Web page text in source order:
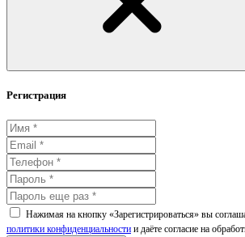
Регистрация
Нажимая на кнопку «Зарегистрироваться» вы
политики конфиденциальности и даёте согласие на